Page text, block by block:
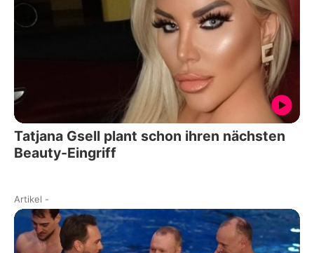
Tatjana Gsell plant schon ihren nächsten
Beauty-Eingriff
Artikel -